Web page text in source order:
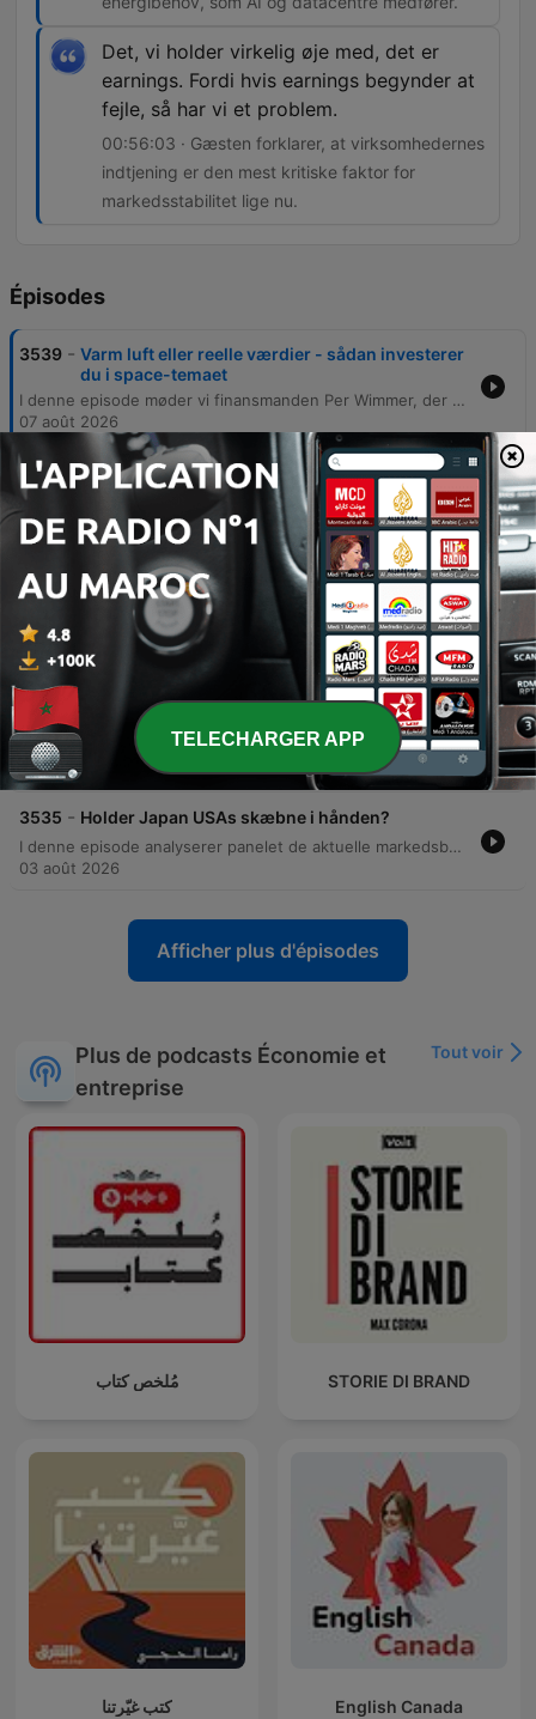
Det, vi holder virkelig øje med, det er
earnings. Fordi hvis earnings begynder at
fejle, så har vi et problem.
00:56:03 · Gæsten forklarer, at virksomhedernes
indtjening er den mest kritiske faktor for
markedsstabilitet lige nu.
Épisodes
3539 - Varm luft eller reelle værdier - sådan investerer
du i space-temaet
I denne episode møder vi finansmanden Per Wimmer, der deler indsigter fra sin karriere i London inden for hedgefonde og private equity. Samtalen spænder bredt fra personlige drømme om rumrejser og SpaceX's enorme vækstpotentiale til de kritiske behov for energi og halvledere drevet af AI-revolutionen. Der kastes også lys over markedsbevægelser i selskaber som Novo Nordisk og GenMap, samt betydningen af geopolitisk stabilitet for oliepriser og europæisk teknologisk uafhængighed. Wimmer reflekterer over vigtigheden af kommerciel bæredygtighed og opretholder en bullish holdning til markedet, drevet af stærke virksomhedsindtjeninger trods bekymringer om markedskoncentration.
07 août 2026
3538 - Investeringsmuligheder i solens rige - for
tidligt eller for sent at hoppe på japanske
Denne episode gennemgår de nuværende markedsforhold med et særligt fokus på usikkerheden omkring AI-investeringer, herunder risikoen for overkapacitet i datacentre og de økonomiske udfordringer ved stigende hardwareomkostninger. Vi ser nærmere på volatiliteten i tech-aktier og betydningen af chip-priser. Derudover analyseres den japanske økonomi, hvor vi diskuterer historiske udfordringer, demografi, valutarisikoen forbundet med den svage yen samt de geopolitiske dynamikker mellem USA, Japan og Kina. Episoden berører desuden det danske marked med fokus på Pandora, samt de nye dynamikker i guld- og sølvpriserne.
3537 Nydeligt Novo-regnskab sendte aktien i dørken
Denne episode af Millionærklubben dykker ned i de seneste regnskabstal fra medicinalgiganter som Novo Nordisk, Pfizer og Eli Lilly, med særligt fokus på konkurrencen inden for fedmemarkedet og betydningen af kliniske studier. Eksperterne analyserer markedstendenser inden for sundhedsaktier, grøn energi, oliepriser og tøjmarkedet. Derudover gennemgås markedsbevægelser i sektorer som SpaceX, AMD og tankskibssektoren, samt et interview med administrerende direktør John Fisker fra Renkøbing Landbobank om bankens stærke Q2-regnskab. Episoden belyser de strategiske udfordringer ved patentudløb, prissætning i USA og behovet for vækst gennem opkøb.
05 août 2026
3536
Revnerne i AI-aktier har givet det første store
I denne episode analyseres de seneste markedsbevægelser, herunder tech-aktiernes genkomst, Novo Nordisks kursudvikling og de geopolitiske risici for olieprisen grundet spændinger i Ukraine og Hormuzstrædet. Vi dykker ned i de enorme investeringspres inden for AI, betydningen af dagsoptioner for markedsvolatilitet og de økonomiske konsekvenser af ekstrem gearing. Derudover diskuteres fremtidige muligheder inden for genomics, psykiatriske produkter og droneteknologi. Episoden belyser desuden Kinas dominans inden for sjældne jordarter, kryptovalutaens rolle som infrastruktur for AI-agenter samt de økonomiske perspektiver for SpaceX og vækstaktier i et miljø med stigende renter.
04 août 2026
3535 - Holder Japan USAs skæbne i hånden?
I denne episode analyserer panelet de aktuelle markedsbevægelser, herunder Frank Hvids rotation mod mere defensive aktier og bekymringer omkring AI-sektoren samt betydningen af geopolitik og valutainterventioner mellem Japan og USA. Der kastes lys over usikkerheden i medicinalbranchen med fokus på Novo Nordisk og de økonomiske risici ved yen carry trade. Panelet undersøger desuden de globale investeringsbooms inden for AI, grøn omstilling og oprustning samt udfordringerne ved at værdisætte tech-aktier i et marked drevet af sentiment. Afslutningsvis diskuteres strategiske muligheder i Latinamerika og Kina samt de økonomiske konsekvenser af kollapset af Leopold Assenbrenners AI-hedgefond.
03 août 2026
Afficher plus d'épisodes
Plus de podcasts Économie et
entreprise
Tout voir
مُلخص كتاب STORIE DI BRAND
كتب غيّرتنا English Canada
TELECHARGER APP